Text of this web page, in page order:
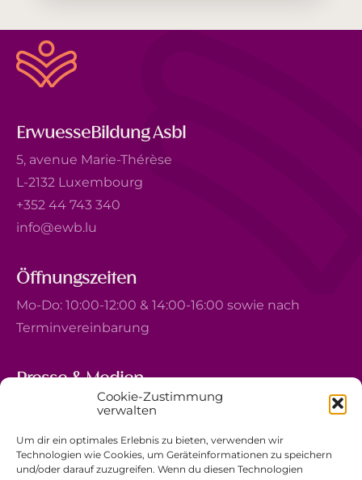
Cookie-Zustimmung
verwalten
Um dir ein optimales Erlebnis zu bieten, verwenden wir
Technologien wie Cookies, um Geräteinformationen zu speichern
und/oder darauf zuzugreifen. Wenn du diesen Technologien
ErwuesseBildung Asbl
5, avenue Marie-Thérèse
L-2132 Luxembourg
+352 44 743 340
info@ewb.lu
Öffnungszeiten
Mo-Do: 10:00-12:00 & 14:00-16:00 sowie nach
Terminvereinbarung
Presse & Medien
5, avenue Marie-Thérèse
+352 44 743 340
comm@ewb.lu